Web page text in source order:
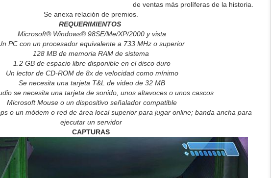
de ventas más prolíferas de la historia.
Se anexa relación de premios.
REQUERIMIENTOS
Microsoft® Windows® 98SE/Me/XP/2000 y vista
PC con un procesador equivalente a 733 MHz o superior
128 MB de memoria RAM de sistema
1.2 GB de espacio libre disponible en el disco duro
Un lector de CD-ROM de 8x de velocidad como mínimo
Se necesita una tarjeta T&L de video de 32 MB
se necesita una tarjeta de sonido, unos altavoces o unos cascos
Microsoft Mouse o un dispositivo señalador compatible
o un módem o red de área local superior para jugar online; banda ancha para
ejecutar un servidor
CAPTURAS